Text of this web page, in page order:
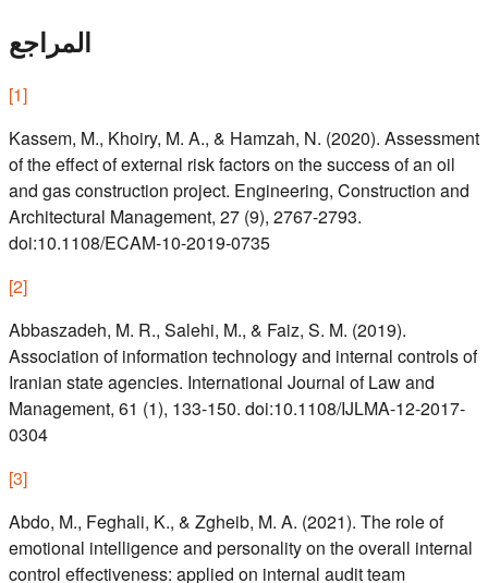
المراجع
[1]
Kassem, M., Khoiry, M. A., & Hamzah, N. (2020). Assessment
of the effect of external risk factors on the success of an oil
and gas construction project. Engineering, Construction and
Architectural Management, 27 (9), 2767-2793.
doi:10.1108/ECAM-10-2019-0735
[2]
Abbaszadeh, M. R., Salehi, M., & Faiz, S. M. (2019).
Association of information technology and internal controls of
Iranian state agencies. International Journal of Law and
Management, 61 (1), 133-150. doi:10.1108/IJLMA-12-2017-
0304
[3]
Abdo, M., Feghali, K., & Zgheib, M. A. (2021). The role of
emotional intelligence and personality on the overall internal
control effectiveness: applied on internal audit team